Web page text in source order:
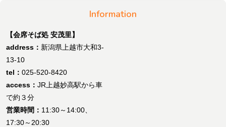
Information
【会席そば処 安茂里】
address： 新潟県上越市大和3-
13-10
tel： 025-520-8420
access： JR上越妙高駅から車
で約３分
営業時間： 11:30～14:00、
17:30～20:30